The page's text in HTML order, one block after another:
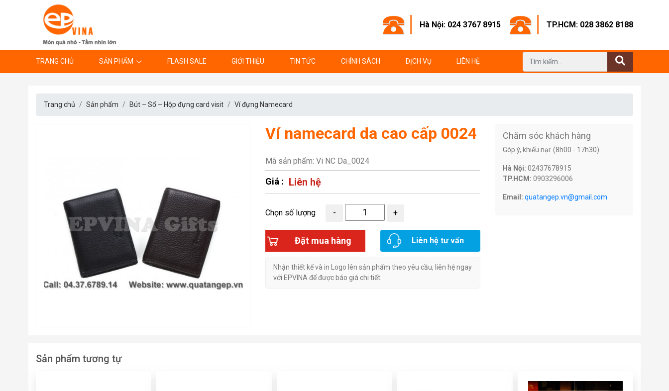
Hà Nội: 024 3767 8915 TP.HCM: 028 3862 8188
TRANG CHỦ SẢN PHẨM FLASH SALE GIỚI THIỆU TIN TỨC CHÍNH SÁCH DỊCH VỤ LIÊN HỆ
Trang chủ Sản phẩm Bút – Sổ – Hộp đựng card visit Ví đựng Namecard
Ví namecard da cao cấp 0024
Mã sản phẩm: Vi NC Da_0024
Giá : Liên hệ
Chọn số lượng
Đặt mua hàng Liên hệ tư vấn
Nhận thiết kế và in Logo lên sản phẩm theo yêu cầu, liên hệ ngay
với EPVINA để được báo giá chi tiết.
Chăm sóc khách hàng
Góp ý, khiếu nại: (8h00 - 17h30)
Hà Nội: 02437678915
TP.HCM: 0903296006
Email: quatangep.vn@gmail.com
Sản phẩm tương tự